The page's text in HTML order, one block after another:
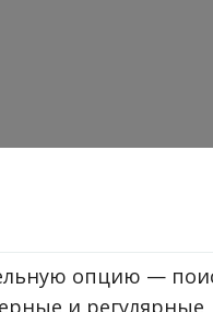
опцию —
и регулярные